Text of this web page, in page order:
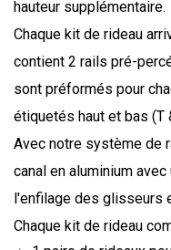
hauteur supplémentaire.
Chaque kit de rideau
contient 2 rails pré-
sont préformés pour
étiquetés haut et bas (T
Avec notre système de
canal en aluminium
l'enfilage des glisseurs
Chaque kit de rideau